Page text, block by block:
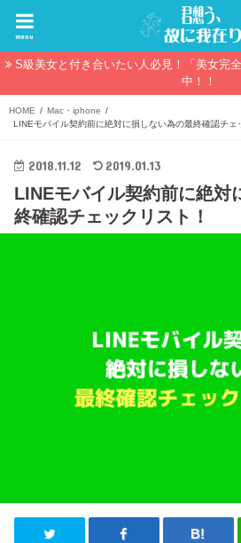
menu
S級美女と付き合いたい人必見！「美女完
中！！
HOME
Mac・iphone
LINEモバイル契約前に絶対に損しない為の最終確認チェ
2018.11.12 2019.01.13
LINEモバイル契約前に絶対
終確認チェックリスト！